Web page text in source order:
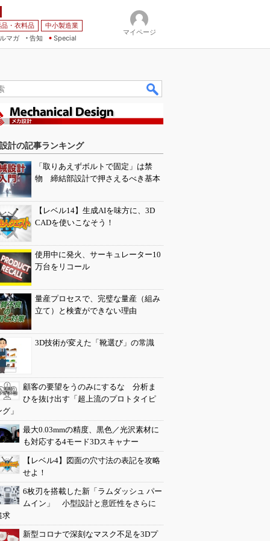
・衣料品
中小製造業
マガ
告知 Special
マイページ
計の記事ランキング
「取りあえずボルトで固定」は禁
物 締結部設計で押さえるべき基本
【レベル14】生成AIを味方に、3D
CADを使いこなそう！
使用中に発火、サーキュレーター10
万台をリコール
量産プロセスで、完璧な量産（組み
立て）と検査ができない理由
3D技術が変えた「靴選び」の常識
顧客の要望をうのみにするな 分析ま
ひを抜け出す「超上流のプロトタイピ
」
最大0.03mmの精度、黒色／光沢素材に
も対応する4モード3Dスキャナー
【レベル4】図面の穴寸法の表記を攻略
せよ！
6枚刃を搭載した新「ラムダッシュ パー
ムイン」 小型設計と意匠性をさらに
求
新型コロナで深刻なマスク不足を3Dプ